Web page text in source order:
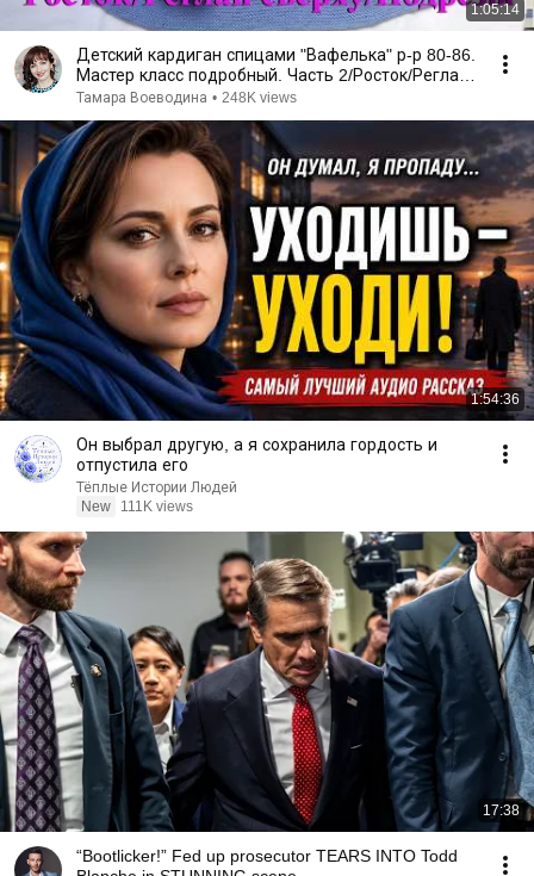
1:05:14
Детский кардиган спицами "Вафелька" р-р 80-86.
Мастер класс подробный. Часть 2/Росток/Реглан/
Подрезы
Тамара Воеводина • 248K views
1:54:36
Он выбрал другую, а я сохранила гордость и
отпустила его
Тёплые Истории Людей
New
111K views
17:38
“Bootlicker!” Fed up prosecutor TEARS INTO Todd